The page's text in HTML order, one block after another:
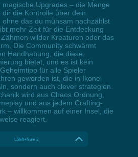
Upgrades – die Menge
die Kontrolle über dein
das du mühsam nachzählst
mehr Zeit für die Entdeckung
wilder Kreaturen oder das
Die Community schwärmt
Handhabung, die diese
bietet, und es ist kein
für alle Spieler
geworden ist, die in Ikonei
sondern auch clever strategien.
wird aus Chaos Ordnung,
und aus jedem Crafting-
– willkommen auf einer Insel, die
reagiert.
LShift+Num 2